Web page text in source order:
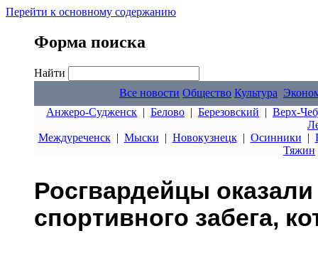
Перейти к основному содержанию
Форма поиска
Найти
Все новости Общество Культура
Анжеро-Судженск | Белово | Березовский | Верх-
Междуреченск| Мыски | Новокузнецк| Осинники |
Тяжин
Росгвардейцы
спортивного забега,